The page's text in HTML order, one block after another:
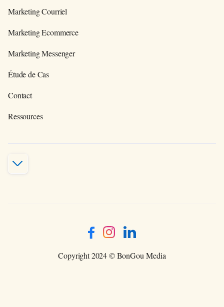
Marketing Courriel
Marketing Ecommerce
Marketing Messenger
Étude de Cas
Contact
Ressources

Copyright 2024 © BonGou Media